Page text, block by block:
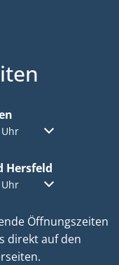
oder Schließzeiten
Von 08:00 bis
Hersfeld
oder Schließzeiten
Von 08:00 bis
Öffnungszeiten
direkt auf den